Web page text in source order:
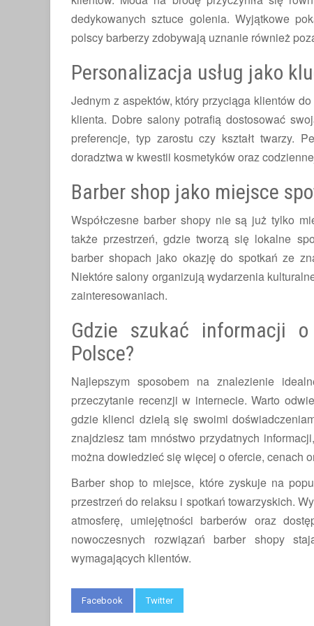
dedykowanych sztuce golenia. Wyjątkowe
polscy barberzy zdobywają uznanie również
Personalizacja usług jako
Jednym z aspektów, który przyciąga klientów
klienta. Dobre salony potrafią dostosować
preferencje, typ zarostu czy kształt twarzy.
doradztwa w kwestii kosmetyków oraz
Barber shop jako miejsce
Współczesne barber shopy nie są już tylko
także przestrzeń, gdzie tworzą się lokalne
barber shopach jako okazję do spotkań ze
Niektóre salony organizują wydarzenia
zainteresowaniach.
Gdzie szukać informacji
Polsce?
Najlepszym sposobem na znalezienie
przeczytanie recenzji w internecie. Warto
gdzie klienci dzielą się swoimi
znajdziesz tam mnóstwo przydatnych
można dowiedzieć się więcej o ofercie, cenach
Barber shop to miejsce, które zyskuje na
przestrzeń do relaksu i spotkań towarzyskich.
atmosferę, umiejętności barberów oraz
nowoczesnych rozwiązań barber shopy
wymagających klientów.
Facebook Twitter